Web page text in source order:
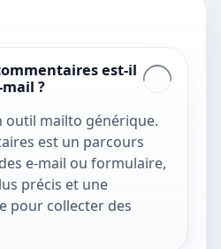
est-il
?
outil mailto générique.
est un parcours
e-mail ou formulaire,
précis et une
pour collecter des